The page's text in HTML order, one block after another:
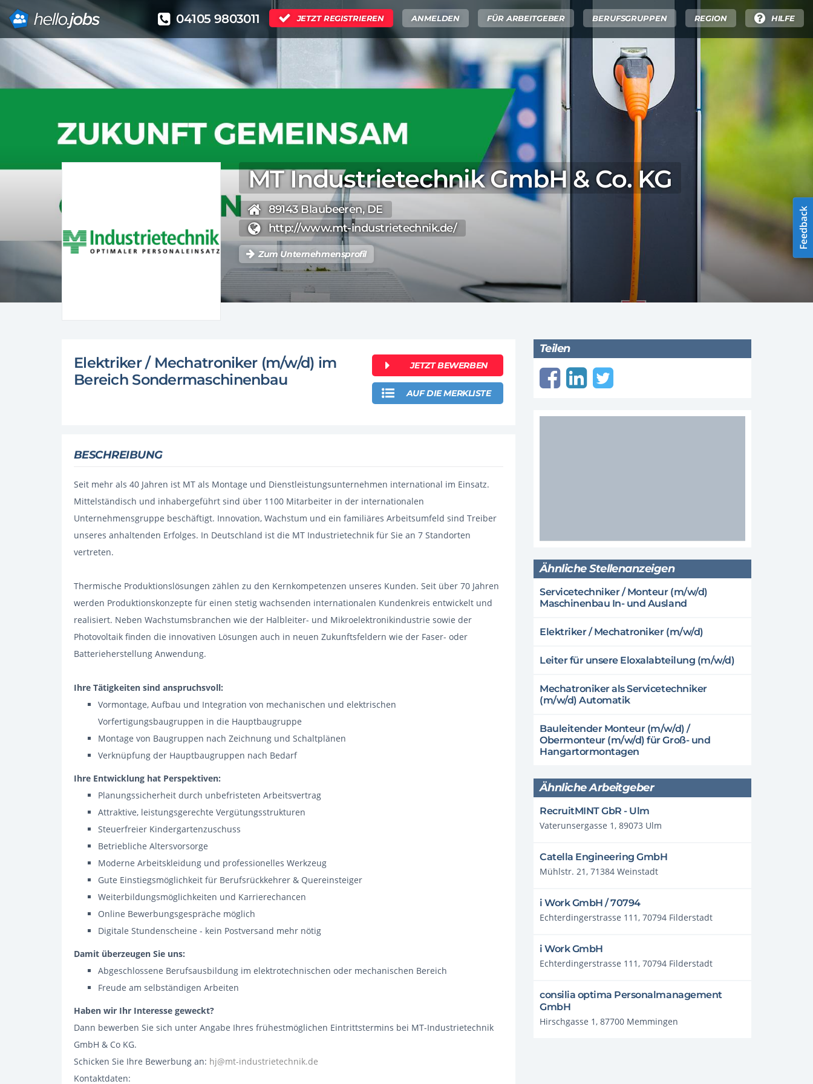
Inhalt
04105 9803011 JETZT REGISTRIEREN ANMELDEN FÜR ARBEITGEBER BERUFSGRUPPEN REGION HILFE
MT Industrietechnik GmbH & Co. KG
89143 Blaubeeren, DE
http://www.mt-industrietechnik.de/
Zum Unternehmensprofil
Elektriker / Mechatroniker (m/w/d) im
Bereich Sondermaschinenbau
JETZT BEWERBEN
AUF DIE MERKLISTE
BESCHREIBUNG
Seit mehr als 40 Jahren ist MT als Montage und Dienstleistungsunternehmen international im Einsatz.
Mittelständisch und inhabergeführt sind über 1100 Mitarbeiter in der internationalen
Unternehmensgruppe beschäftigt. Innovation, Wachstum und ein familiäres Arbeitsumfeld sind Treiber
unseres anhaltenden Erfolges. In Deutschland ist die MT Industrietechnik für Sie an 7 Standorten
vertreten.
Thermische Produktionslösungen zählen zu den Kernkompetenzen unseres Kunden. Seit über 70 Jahren
werden Produktionskonzepte für einen stetig wachsenden internationalen Kundenkreis entwickelt und
realisiert. Neben Wachstumsbranchen wie der Halbleiter- und Mikroelektronikindustrie sowie der
Photovoltaik finden die innovativen Lösungen auch in neuen Zukunftsfeldern wie der Faser- oder
Batterieherstellung Anwendung.
Ihre Tätigkeiten sind anspruchsvoll:
Vormontage, Aufbau und Integration von mechanischen und elektrischen
Vorfertigungsbaugruppen in die Hauptbaugruppe
Montage von Baugruppen nach Zeichnung und Schaltplänen
Verknüpfung der Hauptbaugruppen nach Bedarf
Ihre Entwicklung hat Perspektiven:
Planungssicherheit durch unbefristeten Arbeitsvertrag
Attraktive, leistungsgerechte Vergütungsstrukturen
Steuerfreier Kindergartenzuschuss
Betriebliche Altersvorsorge
Moderne Arbeitskleidung und professionelles Werkzeug
Gute Einstiegsmöglichkeit für Berufsrückkehrer & Quereinsteiger
Weiterbildungsmöglichkeiten und Karrierechancen
Online Bewerbungsgespräche möglich
Digitale Stundenscheine - kein Postversand mehr nötig
Damit überzeugen Sie uns:
Abgeschlossene Berufsausbildung im elektrotechnischen oder mechanischen Bereich
Freude am selbständigen Arbeiten
Haben wir Ihr Interesse geweckt?
Dann bewerben Sie sich unter Angabe Ihres frühestmöglichen Eintrittstermins bei MT-Industrietechnik
GmbH & Co KG.
Schicken Sie Ihre Bewerbung an: hj@mt-industrietechnik.de
Kontaktdaten:
Teilen
Ähnliche Stellenanzeigen
Servicetechniker / Monteur (m/w/d)
Maschinenbau In- und Ausland
Elektriker / Mechatroniker (m/w/d)
Leiter für unsere Eloxalabteilung (m/w/d)
Mechatroniker als Servicetechniker
(m/w/d) Automatik
Bauleitender Monteur (m/w/d) /
Obermonteur (m/w/d) für Groß- und
Hangartormontagen
Ähnliche Arbeitgeber
RecruitMINT GbR - Ulm
Vaterunsergasse 1, 89073 Ulm
Catella Engineering GmbH
Mühlstr. 21, 71384 Weinstadt
i Work GmbH / 70794
Echterdingerstrasse 111, 70794 Filderstadt
i Work GmbH
Echterdingerstrasse 111, 70794 Filderstadt
consilia optima Personalmanagement
GmbH
Hirschgasse 1, 87700 Memmingen